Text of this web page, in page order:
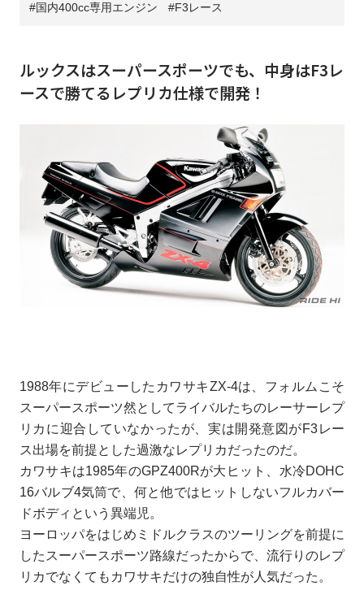
国内400cc専用エンジン
F3レース
ルックスはスーパースポーツでも、中身はF3レ
ースで勝てるレプリカ仕様で開発！
1988年にデビューしたカワサキZX-4は、フォルムこそ
スーパースポーツ然としてライバルたちのレーサーレプ
リカに迎合していなかったが、実は開発意図がF3レー
ス出場を前提とした過激なレプリカだったのだ。
カワサキは1985年のGPZ400Rが大ヒット、水冷DOHC
16バルブ4気筒で、何と他ではヒットしないフルカバー
ドボディという異端児。
ヨーロッパをはじめミドルクラスのツーリングを前提に
したスーパースポーツ路線だったからで、流行りのレプ
リカでなくてもカワサキだけの独自性が人気だった。